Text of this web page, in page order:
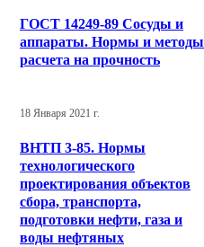
ГОСТ 14249-89 Сосуды и
аппараты. Нормы и методы
расчета на прочность
18 Января 2021 г.
ВНТП 3-85. Нормы
технологического
проектирования объектов
сбора, транспорта,
подготовки нефти, газа и
воды нефтяных